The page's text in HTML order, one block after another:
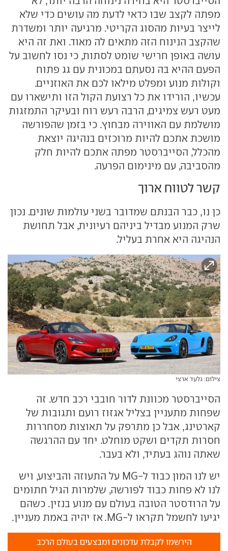
מפתה לקצב שבו כדאי לדעת מה עושים כדי שלא
לייצר בעיות מהסוג הקריטי. מרגיעה יותר ומשדרת
שהקצב הנינוח הזה מתאים לה מאוד. ואת זה היא
עושה באופן חרישי שומט לסתות, כי נסו לחשוב על
הפעם ההיא בה נסעתם במכונית עם גג פתוח
וקולות מנוע ומפלט מילאו לכם את האוזניים.
עכשיו, הורידו את כל רצועת הקול הזו ותישארו עם
מעט רעש צמיגים, הרבה רעש רוח ובעיקר התמזגות
מושלמת עם האווירה מבחוץ. כי בזמן שהפורשה
מושכת אתכם להיות מרוכזים בנהיגה יוצאת
מהכלל, הסייברסטר מפתה אתכם להיות חלק
מהסביבה, עם מינימום הפרעה.
קשר לטווח ארוך
כן נו, כבר הבנתם שמדובר בשני עולמות שונים. נכון
שרק המנוע מבדיל ביניהם רעיונית, אבל תחושת
הנהיגה היא אחרת בעליל.
צילום: גלעד ארצי
הסייברסטר מכוונת לדור חובבי רכב חדש. זה
שפחות מתעניין בצליל אגזוז רועם ותגובות של
קארטינג, אבל כן מתרפק על תאוצות מסחררות
חסרות תקדים ושקט מוחלט. יחד עם ההרגשה
שאתה נוהג בעתיד, ולא בעבר.
יש לנו המון כבוד ל-MG על התעוזה והביצוע, ויש
לנו לא פחות כבוד לפורשה, שלמרות הגיל חתומים
על הרודסטר הטובה בעולם עם מנוע בנזין. כשהם
יגיעו לחשמל תקראו ל-MG. אז יהיה באמת מעניין.
הירשמו לקבלת עדכונים ומבצעים בעולם הרכב